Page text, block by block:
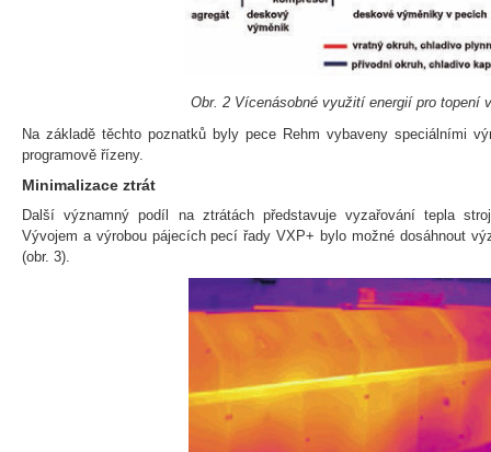
Obr. 2 Vícenásobné využití energií pro topení
Na základě těchto poznatků byly pece Rehm vybaveny speciálními
programově řízeny.
Minimalizace ztrát
Další významný podíl na ztrátách představuje vyzařování tepla
Vývojem a výrobou pájecích pecí řady VXP+ bylo možné dosáhnout
(obr. 3).